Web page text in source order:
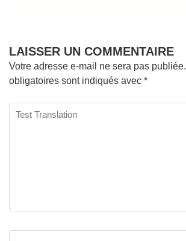
LAISSER UN COMMENTAIRE
Votre adresse e-mail ne sera pas publiée.
obligatoires sont indiqués avec *
Test